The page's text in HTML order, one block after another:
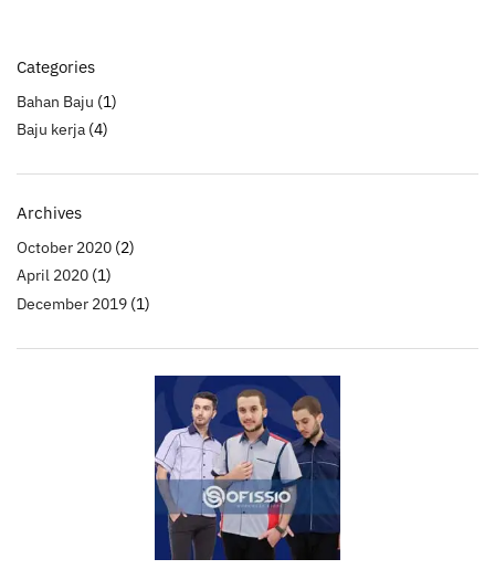
Categories
Bahan Baju (1)
Baju kerja (4)
Archives
October 2020 (2)
April 2020 (1)
December 2019 (1)